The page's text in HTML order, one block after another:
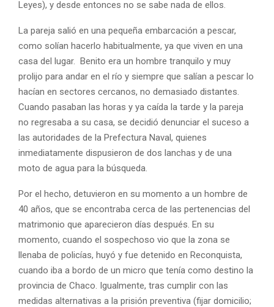
Leyes), y desde entonces no se sabe nada de ellos.
La pareja salió en una pequeña embarcación a pescar,
como solían hacerlo habitualmente, ya que viven en una
casa del lugar. Benito era un hombre tranquilo y muy
prolijo para andar en el río y siempre que salían a pescar lo
hacían en sectores cercanos, no demasiado distantes.
Cuando pasaban las horas y ya caída la tarde y la pareja
no regresaba a su casa, se decidió denunciar el suceso a
las autoridades de la Prefectura Naval, quienes
inmediatamente dispusieron de dos lanchas y de una
moto de agua para la búsqueda.
Por el hecho, detuvieron en su momento a un hombre de
40 años, que se encontraba cerca de las pertenencias del
matrimonio que aparecieron días después. En su
momento, cuando el sospechoso vio que la zona se
llenaba de policías, huyó y fue detenido en Reconquista,
cuando iba a bordo de un micro que tenía como destino la
provincia de Chaco. Igualmente, tras cumplir con las
medidas alternativas a la prisión preventiva (fijar domicilio;